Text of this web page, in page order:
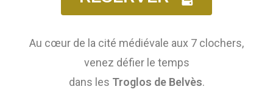
Au cœur de la cité médiévale aux 7 clochers,
venez défier le temps
dans les Troglos de Belvès.